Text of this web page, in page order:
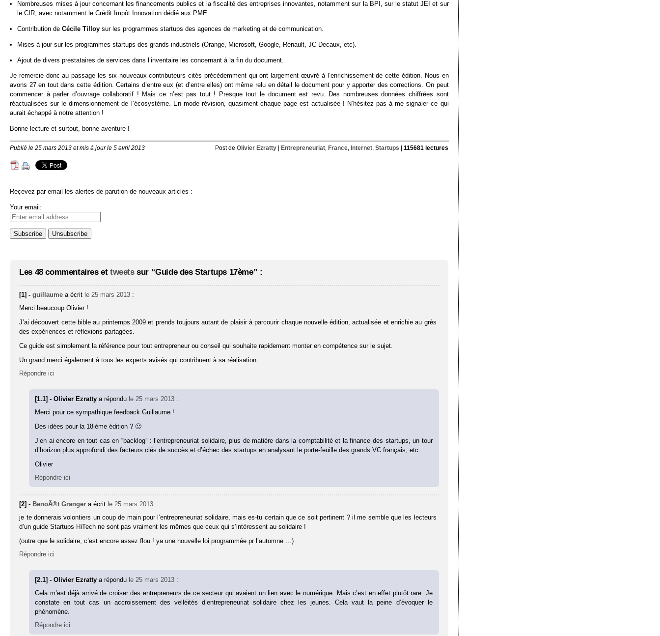
Nombreuses mises à jour concernant les financements publics et la fiscalité des entreprises innovantes, notamment sur la BPI, sur le statut JEI et sur
le CIR, avec notamment le Crédit Impôt Innovation dédié aux PME.
Contribution deCécile Tilloysur les programmes startups des agences de marketing et de communication.
Mises à jour sur les programmes startups des grands industriels (Orange, Microsoft, Google, Renault, JC Decaux, etc).
Ajout de divers prestataires de services dans l’inventaire les concernant à la fin du document.
Je remercie donc au passage les six nouveaux contributeurs cités précédemment qui ont largement œuvré à l’enrichissement de cette édition. Nous en
avons 27 en tout dans cette édition. Certains d’entre eux (et d’entre elles) ont même relu en détail le document pour y apporter des corrections. On peut
commencer à parler d’ouvrage collaboratif ! Mais ce n’est pas tout ! Presque tout le document est revu. Des nombreuses données chiffrées sont
réactualisées sur le dimensionnement de l’écosystème. En mode révision, quasiment chaque page est actualisée ! N’hésitez pas à me signaler ce qui
aurait échappé à notre attention !
Bonne lecture et surtout, bonne aventure !
Publié le 25 mars 2013 et mis à jour le 5 avril 2013 Post de Olivier Ezratty| Entrepreneuriat, France, Internet, Startups 115681 lectures
Reçevez par email les alertes de parution de nouveaux articles :
Your email:
Les 48 commentaires et tweetssur “Guide des Startups 17ème” :
[1] -guillaume a écrit le 25 mars 2013 :
Merci beaucoup Olivier !
J’ai découvert cette bible au printemps 2009 et prends toujours autant de plaisir à parcourir chaque nouvelle édition, actualisée et enrichie au grès
des expériences et réflexions partagées.
Ce guide est simplement la référence pour tout entrepreneur ou conseil qui souhaite rapidement monter en compétence sur le sujet.
Un grand merci également à tous les experts avisés qui contribuent à sa réalisation.
Répondre ici
[1.1] - Olivier Ezrattya répondu le 25 mars 2013 :
Merci pour ce sympathique feedback Guillaume !
Des idées pour la 18ième édition ? 🙂
J’en ai encore en tout cas en “backlog” : l’entrepreneuriat solidaire, plus de matière dans la comptabilité et la finance des startups, un tour
d’horizon plus approfondi des facteurs clés de succès et d’échec des startups en analysant le porte-feuille des grands VC français, etc.
Olivier
Répondre ici
[2] - BenoÃ®t Granger a écrit le 25 mars 2013 :
je te donnerais volontiers un coup de main pour l’entrepreneuriat solidaire, mais es-tu certain que ce soit pertinent ? il me semble que les lecteurs
d’un guide Startups HiTech ne sont pas vraiment les mêmes que ceux qui s’intéressent au solidaire !
(outre que le solidaire, c’est encore assez flou ! ya une nouvelle loi programmée pr l’automne …)
Répondre ici
[2.1] - Olivier Ezrattya répondu le 25 mars 2013 :
Cela m’est déjà arrivé de croiser des entrepreneurs de ce secteur qui avaient un lien avec le numérique. Mais c’est en effet plutôt rare. Je
constate en tout cas un accroissement des velléités d’entrepreneuriat solidaire chez les jeunes. Cela vaut la peine d’évoquer le
phénomène.
Répondre ici